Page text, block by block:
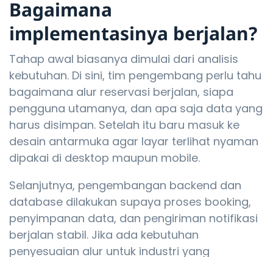
Bagaimana
implementasinya berjalan?
Tahap awal biasanya dimulai dari analisis
kebutuhan. Di sini, tim pengembang perlu tahu
bagaimana alur reservasi berjalan, siapa
pengguna utamanya, dan apa saja data yang
harus disimpan. Setelah itu baru masuk ke
desain antarmuka agar layar terlihat nyaman
dipakai di desktop maupun mobile.
Selanjutnya, pengembangan backend dan
database dilakukan supaya proses booking,
penyimpanan data, dan pengiriman notifikasi
berjalan stabil. Jika ada kebutuhan
penyesuaian alur untuk industri yang